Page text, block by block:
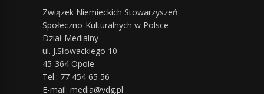
Związek Niemieckich Stowarzyszeń
Społeczno-Kulturalnych w Polsce
Dział Medialny
ul. J.Słowackiego 10
45-364 Opole
Tel.: 77 454 65 56
E-mail: media@vdg.pl